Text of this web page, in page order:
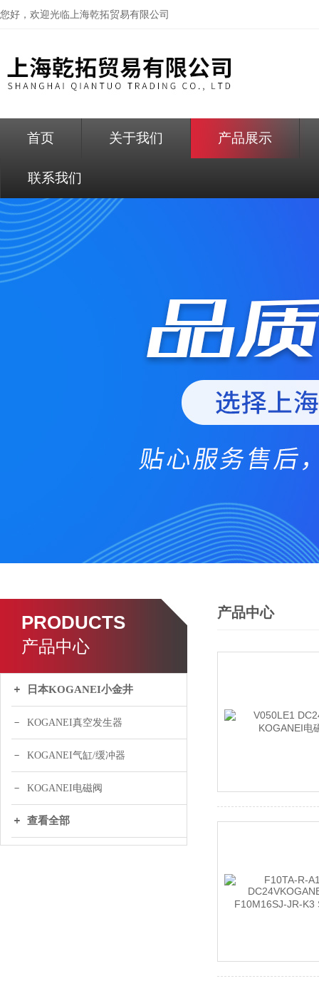
您好，欢迎光临上海乾拓贸易有限公司
首页 关于我们 产品展示
联系我们
PRODUCTS
产品中心
日本KOGANEI小金井
KOGANEI真空发生器
KOGANEI气缸/缓冲器
KOGANEI电磁阀
查看全部
产品中心